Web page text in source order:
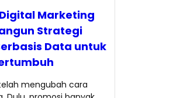
Marketing
Strategi
Data untuk
mengubah cara